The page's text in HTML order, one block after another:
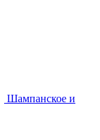
Шампанское и